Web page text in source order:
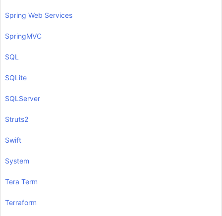
Spring Web Services
SpringMVC
SQL
SQLite
SQLServer
Struts2
Swift
System
Tera Term
Terraform